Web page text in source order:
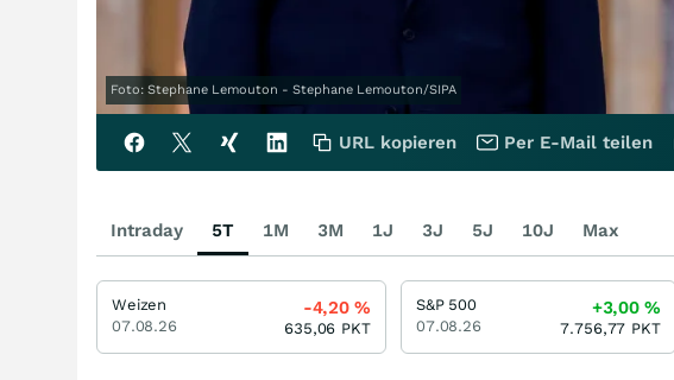
Foto: Stephane Lemouton - Stephane Lemouton/SIPA
URL kopieren Per E-Mail teilen
Intraday 5T 1M 3M 1J 3J 5J 10J Max
Weizen
07.08.26
-4,20%
635,06 PKT
S&P 500
07.08.26
+3,00%
7.756,77 PKT